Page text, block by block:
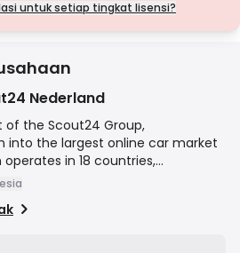
untuk setiap tingkat lisensi?
langkah keamanan.
minimal, lisensi ini seringkali
untuk fleksibilitas operasional, lisensi ini
risiko yang lebih tinggi bagi pedagang.
Nederland
of the Scout24 Group,
into the largest online car market
in 18 countries,
with both private sellers and
and selling cars by providing
including cars, motorbikes, and